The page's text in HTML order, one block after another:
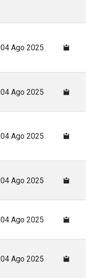
04 Ago 2025
04 Ago 2025
04 Ago 2025
04 Ago 2025
04 Ago 2025
04 Ago 2025